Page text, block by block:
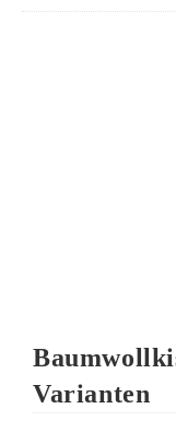
Varianten